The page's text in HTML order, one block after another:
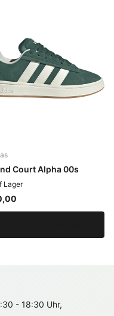
Court Alpha 00s
Lager
- 18:30 Uhr,